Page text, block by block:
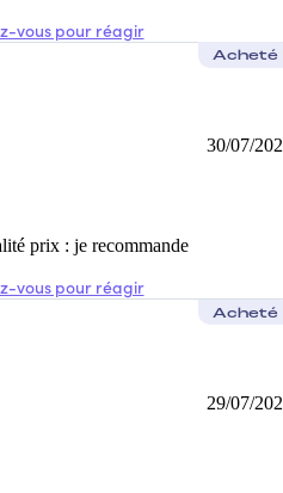
vous pour réagir
Acheté
30/07/
prix : je recommande
vous pour réagir
Acheté
29/07/